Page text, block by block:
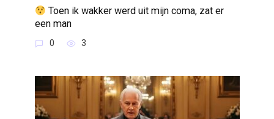
Toen ik wakker werd uit mijn coma, zat er
een man
0 3